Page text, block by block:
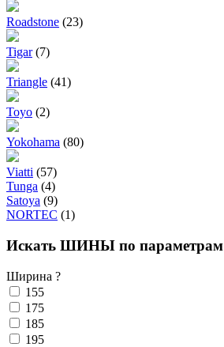
Roadstone (23)
Tigar (7)
Triangle (41)
Toyo (2)
Yokohama (80)
Viatti (57)
Tunga (4)
Satoya (9)
NORTEC (1)
Искать ШИНЫ по параметрам
Ширина ?
155
175
185
195